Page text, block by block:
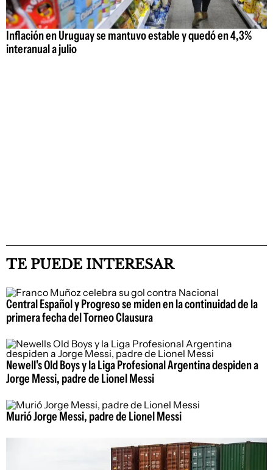
Inflación en Uruguay se mantuvo estable y quedó en 4,3%
interanual a julio
TE PUEDE INTERESAR
Central Español y Progreso se miden en la continuidad de la
primera fecha del Torneo Clausura
Newell's Old Boys y la Liga Profesional Argentina despiden a
Jorge Messi, padre de Lionel Messi
Murió Jorge Messi, padre de Lionel Messi